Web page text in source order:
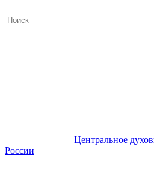
Центральное
России